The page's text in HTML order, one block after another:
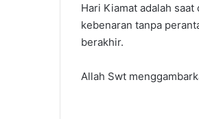
Hari Kiamat adalah
kebenaran tanpa
berakhir.
Allah Swt